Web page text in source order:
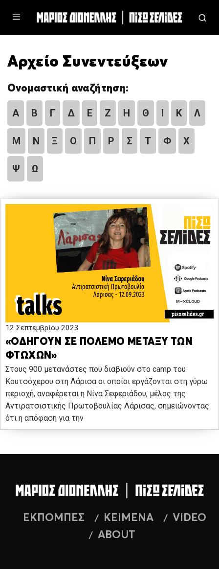
Αρχείο Συνεντεύξεων
Ονομαστική αναζήτηση:
Α Β Γ Δ Ε Ζ Η Θ Ι Κ Λ
Μ Ν Ξ Ο Π Ρ Σ Τ Φ Χ
Ψ Ω
12 Σεπτεμβρίου 2023
«ΟΔΗΓΟΥΝ ΣΕ ΠΟΛΕΜΟ ΜΕΤΑΞΥ ΤΩΝ
ΦΤΩΧΩΝ»
Στους 900 μετανάστες που διαβιούν στο camp του
Κουτσόχερου στη Λάρισα οι οποίοι εργάζονται στη γύρω
περιοχή, αναφέρεται η Νίνα Σεφεριάδου, μέλος της
Αντιρατσιστικής Πρωτοβουλίας Λάρισας, σημειώνοντας
ότι η απόφαση για την
ΕΚΠΟΜΠΕΣ ΚΕΙΜΕΝΑ
VIDEO
ABOUT